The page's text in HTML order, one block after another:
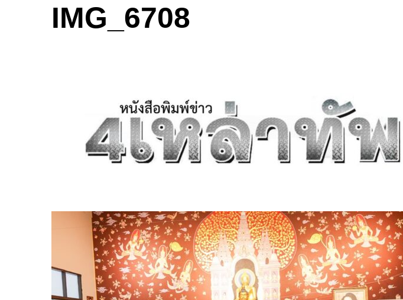
IMG_6708